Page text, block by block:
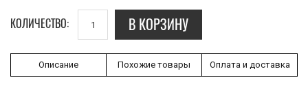
КОЛИЧЕСТВО: В КОРЗИНУ
Описание Похожие товары Оплата и доставка